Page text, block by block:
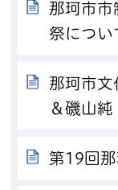
那珂市
祭につい
那珂市文
＆磯山
第19回